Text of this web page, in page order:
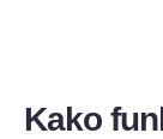
Kako